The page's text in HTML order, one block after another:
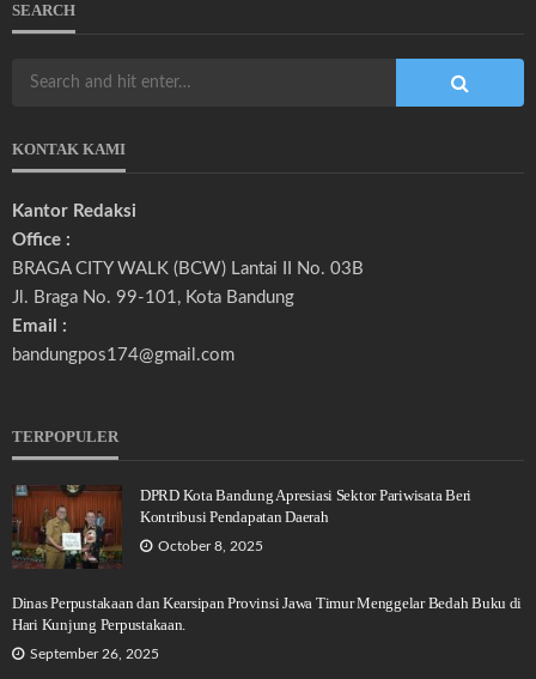
SEARCH
KONTAK KAMI
Kantor Redaksi
Office :
BRAGA CITY WALK (BCW) Lantai II No. 03B
Jl. Braga No. 99-101, Kota Bandung
Email :
bandungpos174@gmail.com
TERPOPULER
DPRD Kota Bandung Apresiasi Sektor Pariwisata Beri
Kontribusi Pendapatan Daerah
October 8, 2025
Dinas Perpustakaan dan Kearsipan Provinsi Jawa Timur Menggelar Bedah Buku di
Hari Kunjung Perpustakaan.
September 26, 2025